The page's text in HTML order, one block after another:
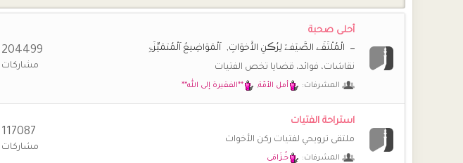
¯`ღ سماح ღ´¯
السلام عليكم حياكن الرحمن ياغاليات كيف حالكن؟ اشتقت اليكن كثيرا.
**راضية**
لا تنسوا الصلاة على النبي صلى الله عليه و سلم في هذا اليوم المبارك
**الفقيرة إلى الله**
منال😍
😍سعيدة جدا برؤية اسمك ربي يحفظك حبيبتي💓
الله يسلمك النور نوركم يا راضية المنتدى انتعش بعودتكم
أحلى صحبة
الْمُلْتَقَے الصَّيَفےّ لِرُڪنِ الأَخوَاتِ
اَلْمَوَاضِيعُ اَلْمُتمَيِّزَۃِ
نقاشات، فوائد، قضايا تخص الفتيات
المشرفات: أمل الأمّة, **الفقيرة إلى الله**
204499
مشاركات
استراحة الفتيات
ملتقى ترويحي لفتيات ركن الأخوات
المشرفات: خُـزَامَى
117087
مشاركات